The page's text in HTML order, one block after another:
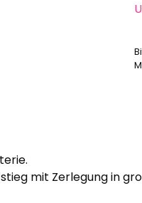
mit Zerlegung in